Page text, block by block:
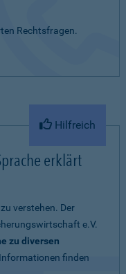
Rechtsfragen.
Hilfreich
erklärt
verstehen. Der
e.V.
zu diversen
finden